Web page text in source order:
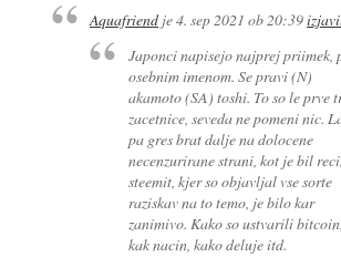
Aquafriendje4. sep 2021 ob 20:39
Japonci napisejo najprej priimek,
osebnim imenom. Se pravi (N)
akamoto (SA) toshi. To so le prve
zacetnice, seveda ne pomeni nic.
pa gres brat dalje na dolocene
necenzurirane strani, kot je bil
steemit, kjer so objavljal vse sorte
raziskav na to temo, je bilo kar
zanimivo. Kako so ustvarili
kak nacin, kako deluje itd.